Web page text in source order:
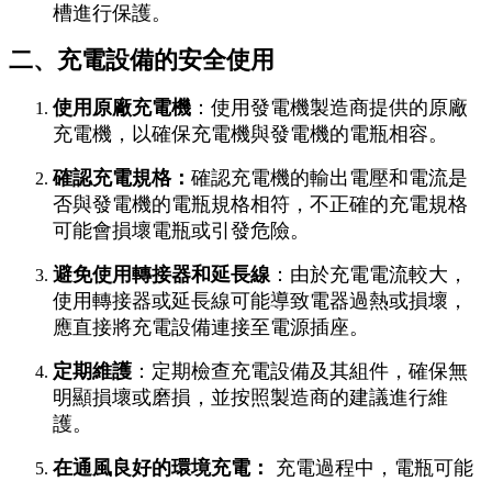
槽進行保護。
二、充電設備的安全使用
使用原廠充電機 ：使用發電機製造商提供的原廠
充電機，以確保充電機與發電機的電瓶相容。
確認充電規格： 確認充電機的輸出電壓和電流是
否與發電機的電瓶規格相符，不正確的充電規格
可能會損壞電瓶或引發危險。
避免使用轉接器和延長線：由於充電電流較大，
使用轉接器或延長線可能導致電器過熱或損壞，
應直接將充電設備連接至電源插座。
定期維護 ：定期檢查充電設備及其組件，確保無
明顯損壞或磨損，並按照製造商的建議進行維
護。
在通風良好的環境充電：
充電過程中，電瓶可能